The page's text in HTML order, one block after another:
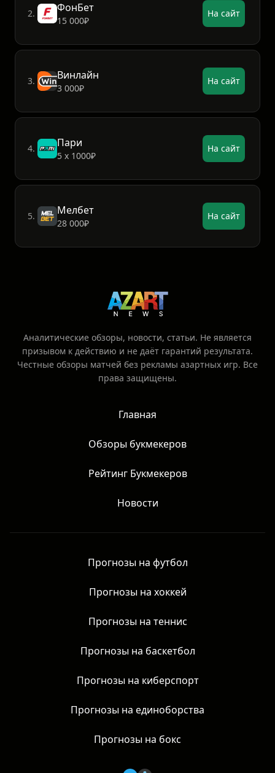
2. ФонБет
15 000₽
На сайт
3. Винлайн
3 000₽
На сайт
4. Пари
5 х 1000₽
На сайт
5. Мелбет
28 000₽
На сайт
Аналитические обзоры, новости, статьи. Не является
призывом к действию и не даёт гарантий результата.
Честные обзоры матчей без рекламы азартных игр. Все
права защищены.
Главная
Обзоры букмекеров
Рейтинг Букмекеров
Новости
Прогнозы на футбол
Прогнозы на хоккей
Прогнозы на теннис
Прогнозы на баскетбол
Прогнозы на киберспорт
Прогнозы на единоборства
Прогнозы на бокс